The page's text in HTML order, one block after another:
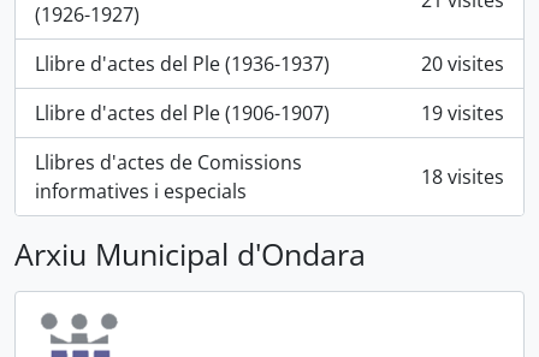
(1926-1927)
Llibre d'actes del Ple (1936-1937)
20 visites
Llibre d'actes del Ple (1906-1907)
19 visites
Llibres d'actes de Comissions
informatives i especials
18 visites
Arxiu Municipal d'Ondara